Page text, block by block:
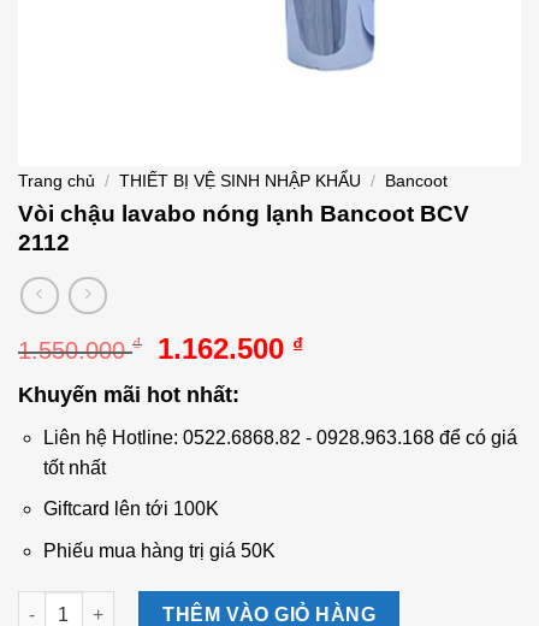
Trang chủ / THIẾT BỊ VỆ SINH NHẬP KHẨU / Bancoot
Vòi chậu lavabo nóng lạnh Bancoot BCV
2112
1.550.000₫
Giá
là:
1.550.000 ₫.
1.162.500 ₫Giá
là:
Khuyến mãi hot nhất:
Liên hệ Hotline: 0522.6868.82 - 0928.963.168 để có giá
tốt nhất
Giftcard lên tới 100K
Phiếu mua hàng trị giá 50K
Vòi chậu lavabo nóng lạnh Bancoot BCV 2112 số lượng
THÊM VÀO GIỎ HÀNG